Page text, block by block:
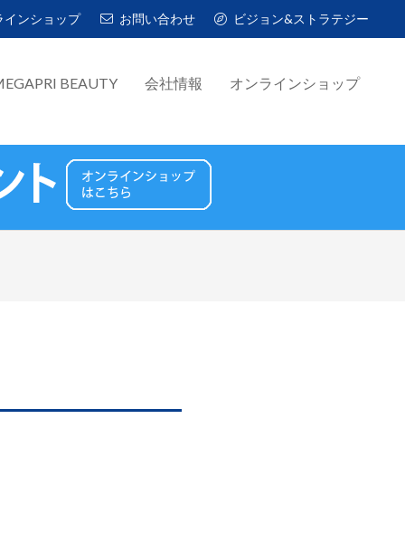
インショップ お問い合わせ ビジョン&ストラテジー
BEAUTY 会社情報 オンラインショップ